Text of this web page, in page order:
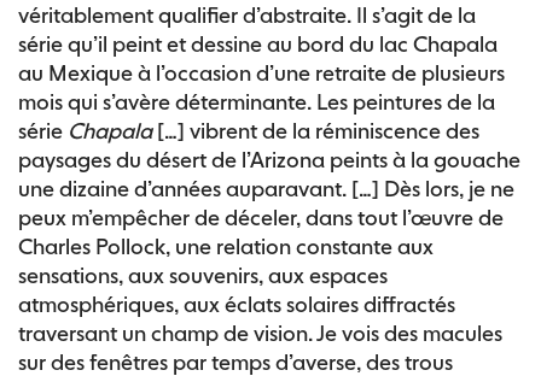
véritablement qualifier d’abstraite. Il s’agit de la
série qu’il peint et dessine au bord du lac Chapala
au Mexique à l’occasion d’une retraite de plusieurs
mois qui s’avère déterminante. Les peintures de la
série Chapala[…] vibrent de la réminiscence des
paysages du désert de l’Arizona peints à la gouache
une dizaine d’années auparavant. […] Dès lors, je ne
peux m’empêcher de déceler, dans tout l’œuvre de
Charles Pollock, une relation constante aux
sensations, aux souvenirs, aux espaces
atmosphériques, aux éclats solaires diffractés
traversant un champ de vision. Je vois des macules
sur des fenêtres par temps d’averse, des trous